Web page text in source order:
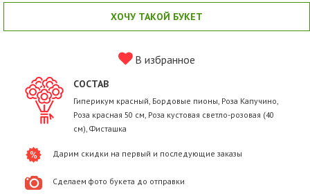
ХОЧУ ТАКОЙ БУКЕТ
В избранное
СОСТАВ
Гиперикум красный, Бордовые пионы, Роза Капучино,
Роза красная 50 см, Роза кустовая светло-розовая (40
см), Фисташка
Дарим скидки на первый и последующие заказы
Сделаем фото букета до отправки